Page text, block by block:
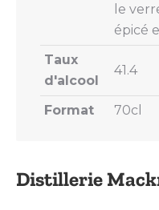
Distillerie
le
épicé
Taux
d'alcool
41.4
Format 70cl